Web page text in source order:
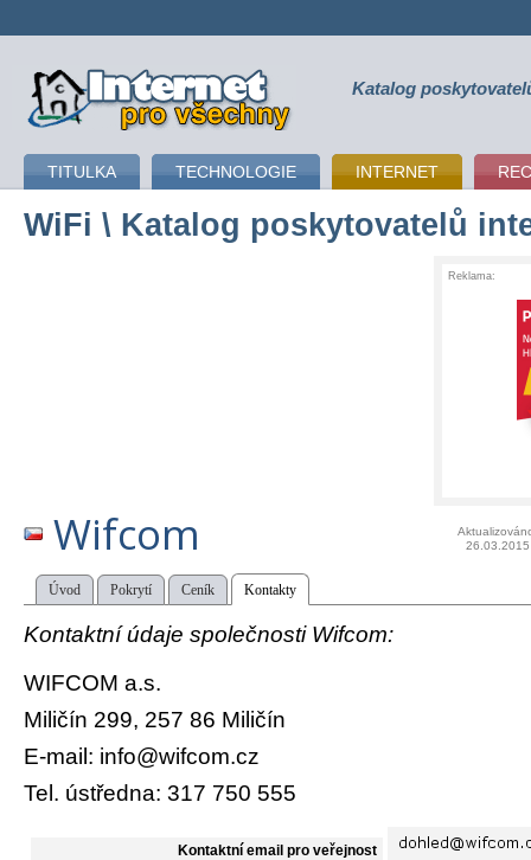
připojení k internetu Katalog
TITULKA TECHNOLOGIE INTERNET
WiFi \ Katalog poskytovatelů
Reklama:
Wifcom
26.03.2015
Úvod Pokrytí Ceník Kontakty
Kontaktní údaje společnosti Wifcom:
WIFCOM a.s.
Miličín 299, 257 86 Miličín
E-mail: info@wifcom.cz
Tel. ústředna: 317 750 555
Kontaktní email pro veřejnost